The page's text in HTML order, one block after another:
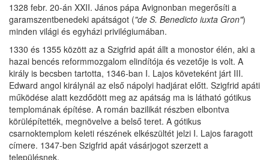
1328 febr. 20-án XXII. János pápa Avignonban megerősíti a
garamszentbenedeki apátságot ("de S. Benedicto iuxta Gron")
minden világi és egyházi privilégiumában.
1330 és 1355 között az a Szigfrid apát állt a monostor élén, aki a
hazai bencés reformmozgalom elindítója és vezetője is volt. A
király is becsben tartotta, 1346-ban I. Lajos követeként járt III.
Edward angol királynál az első nápolyi hadjárat előtt. Szigfrid apáti
működése alatt kezdődött meg az apátság ma is látható gótikus
templomának építése. A román bazilikát részben elbontva
körülépítették, megnövelve a belső teret. A gótikus
csarnoktemplom keleti részének elkészültét jelzi I. Lajos faragott
címere. 1347-ben Szigfrid apát vásárjogot szerzett a
településnek.